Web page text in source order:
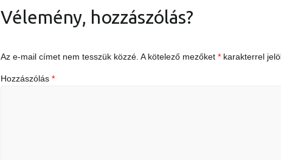
Vélemény, hozzászólás?
Az e-mail címet nem tesszük közzé. A kötelező mezőket* karakterrel
Hozzászólás*